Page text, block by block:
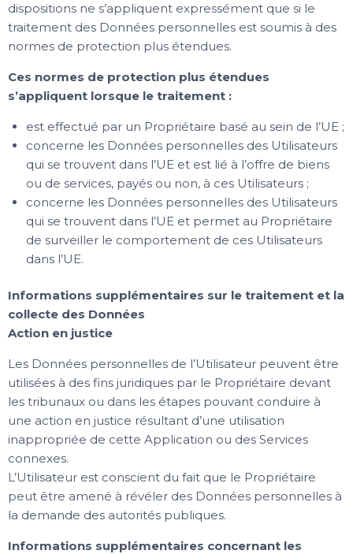
dispositions ne s’appliquent expressément que si le
traitement des Données personnelles est soumis à des
normes de protection plus étendues.
Ces normes de protection plus étendues
s’appliquent lorsque le traitement :
est effectué par un Propriétaire basé au sein de l’UE ;
concerne les Données personnelles des Utilisateurs
qui se trouvent dans l’UE et est lié à l’offre de biens
ou de services, payés ou non, à ces Utilisateurs ;
concerne les Données personnelles des Utilisateurs
qui se trouvent dans l’UE et permet au Propriétaire
de surveiller le comportement de ces Utilisateurs
dans l’UE.
Informations supplémentaires sur le traitement et la
collecte des Données
Action en justice
Les Données personnelles de l’Utilisateur peuvent être
utilisées à des fins juridiques par le Propriétaire devant
les tribunaux ou dans les étapes pouvant conduire à
une action en justice résultant d’une utilisation
inappropriée de cette Application ou des Services
connexes.
L’Utilisateur est conscient du fait que le Propriétaire
peut être amené à révéler des Données personnelles à
la demande des autorités publiques.
Informations supplémentaires concernant les